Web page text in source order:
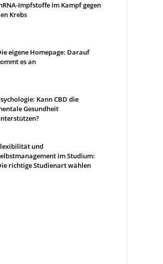
Impfstoffe im Kampf gegen
Krebs
eigene Homepage: Darauf
es an
Kann CBD die
Gesundheit
und
im Studium:
richtige Studienart wählen